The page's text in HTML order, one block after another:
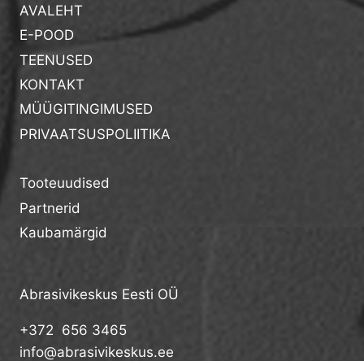
AVALEHT
E-POOD
TEENUSED
KONTAKT
MÜÜGITINGIMUSED
PRIVAATSUSPOLIITIKA
Tooteuudised
Partnerid
Kaubamärgid
Abrasivikeskus Eesti OÜ
+372 656 3465
info@abrasivikeskus.ee